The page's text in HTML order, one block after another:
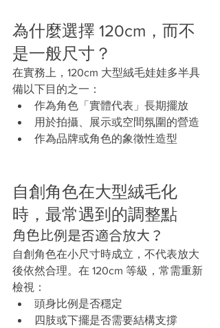
為什麼選擇 120cm，而不
是一般尺寸？
在實務上，120cm 大型絨毛娃娃多半具
備以下目的之一：
作為角色「實體代表」長期擺放
用於拍攝、展示或空間氛圍的營造
作為品牌或角色的象徵性造型
自創角色在大型絨毛化
時，最常遇到的調整點
角色比例是否適合放大？
自創角色在小尺寸時成立，不代表放大
後依然合理。在 120cm 等級，常需重新
檢視：
頭身比例是否穩定
四肢或下擺是否需要結構支撐